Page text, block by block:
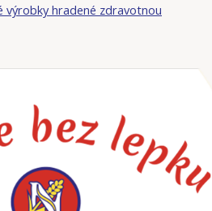
výrobky hradené zdravotnou